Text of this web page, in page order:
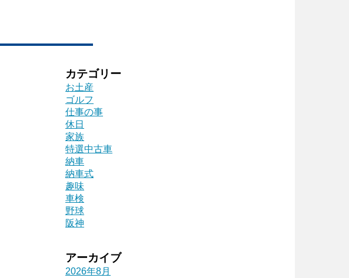
カテゴリー
お土産
ゴルフ
仕事の事
休日
家族
特選中古車
納車
納車式
趣味
車検
野球
阪神
アーカイブ
2026年8月